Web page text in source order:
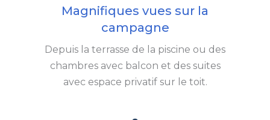
Magnifiques vues sur la
campagne
Depuis la terrasse de la piscine ou des
chambres avec balcon et des suites
avec espace privatif sur le toit.